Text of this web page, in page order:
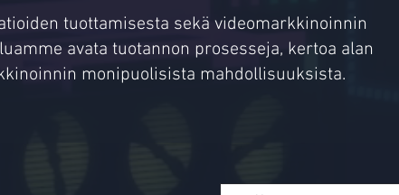
tuottamisesta sekä videomarkkinoinnin
avata tuotannon prosesseja, kertoa alan
monipuolisista mahdollisuuksista.